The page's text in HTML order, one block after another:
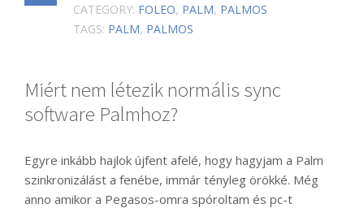
CATEGORY: FOLEO, PALM, PALMOS
TAGS: PALM, PALMOS
Miért nem létezik normális sync
software Palmhoz?
Egyre inkább hajlok újfent afelé, hogy hagyjam a Palm
szinkronizálást a fenébe, immár tényleg örökké. Még
anno amikor a Pegasos-omra spóroltam és pc-t